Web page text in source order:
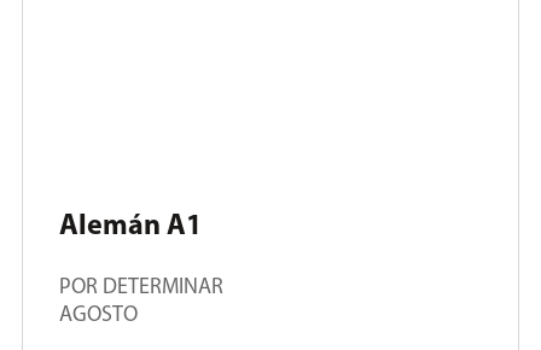
Alemán A1
POR DETERMINAR
AGOSTO